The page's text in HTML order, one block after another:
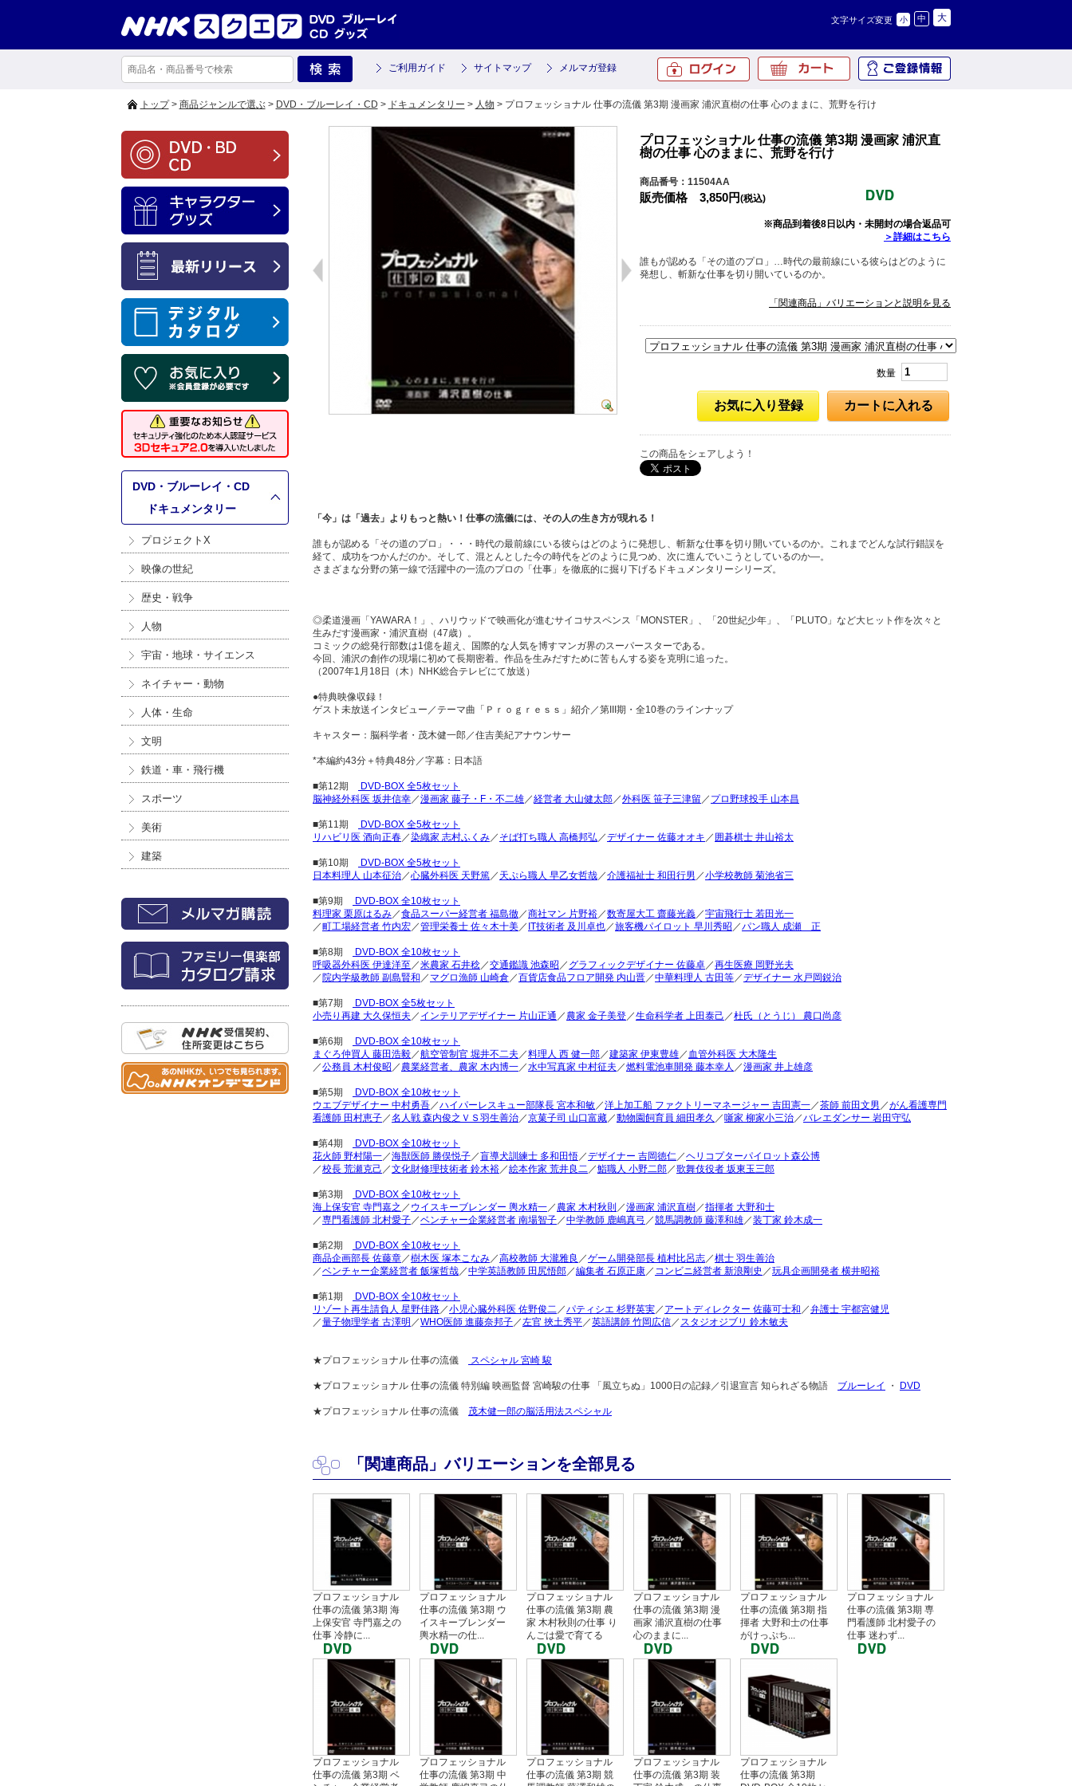
文字サイズ変更 小 中 大
ご利用ガイド サイトマップ メルマガ登録
トップ> 商品ジャンルで選ぶ> DVD・ブルーレイ・CD > ドキュメンタリー > 人物 > プロフェッショナル 仕事の流儀 第3期 漫画家 浦沢直樹の仕事 心のままに、荒野を行け
DVD・ブルーレイ・CD
ドキュメンタリー
プロジェクトX
映像の世紀
歴史・戦争
人物
宇宙・地球・サイエンス
ネイチャー・動物
人体・生命
文明
鉄道・車・飛行機
スポーツ
美術
建築
プロフェッショナル 仕事の流儀 第3期 漫画家 浦沢直
樹の仕事 心のままに、荒野を行け
商品番号：11504AA
販売価格 3,850円(税込)
※商品到着後8日以内・未開封の場合返品可
＞詳細はこちら
誰もが認める「その道のプロ」…時代の最前線にいる彼らはどのように
発想し、斬新な仕事を切り開いているのか。
「関連商品」バリエーションと説明を見る
数量
カートに入れる
お気に入り登録
この商品をシェアしよう！
「今」は「過去」よりもっと熱い！仕事の流儀には、その人の生き方が現れる！
誰もが認める「その道のプロ」・・・時代の最前線にいる彼らはどのように発想し、斬新な仕事を切り開いているのか。これまでどんな試行錯誤を
経て、成功をつかんだのか。そして、混とんとした今の時代をどのように見つめ、次に進んでいこうとしているのか―。
さまざまな分野の第一線で活躍中の一流のプロの「仕事」を徹底的に掘り下げるドキュメンタリーシリーズ。
◎柔道漫画「YAWARA！」、ハリウッドで映画化が進むサイコサスペンス「MONSTER」、「20世紀少年」、「PLUTO」など大ヒット作を次々と
生みだす漫画家・浦沢直樹（47歳）。
コミックの総発行部数は1億を超え、国際的な人気を博すマンガ界のスーパースターである。
今回、浦沢の創作の現場に初めて長期密着。作品を生みだすために苦もんする姿を克明に追った。
（2007年1月18日（木）NHK総合テレビにて放送）
●特典映像収録！
ゲスト未放送インタビュー／テーマ曲「Ｐｒｏｇｒｅｓｓ」紹介／第III期・全10巻のラインナップ
キャスター：脳科学者・茂木健一郎／住吉美紀アナウンサー
*本編約43分＋特典48分／字幕：日本語
■第12期
DVD-BOX 全5枚セット
脳神経外科医 坂井信幸／漫画家 藤子・F・不二雄／経営者 大山健太郎／外科医 笹子三津留 ／ プロ野球投手 山本昌
■第11期
DVD-BOX 全5枚セット
リハビリ医 酒向正春／染織家 志村ふくみ／ そば打ち職人 高橋邦弘／デザイナー 佐藤オオキ ／ 囲碁棋士 井山裕太
■第10期
DVD-BOX 全5枚セット
日本料理人 山本征治／心臓外科医 天野篤／ 天ぷら職人 早乙女哲哉／介護福祉士 和田行男 ／小学校教師 菊池省三
■第9期
DVD-BOX 全10枚セット
料理家 栗原はるみ／食品スーパー経営者 福島徹／商社マン 片野裕／数寄屋大工 齋藤光義／宇宙飛行士 若田光一
／町工場経営者 竹内宏／管理栄養士 佐々木十美／ IT技術者 及川卓也／旅客機パイロット 早川秀昭 ／パン職人 成瀬 正
■第8期
DVD-BOX 全10枚セット
呼吸器外科医 伊達洋至 ／米農家 石井稔／交通鑑識 池森昭 ／ グラフィックデザイナー 佐藤卓／再生医療 岡野光夫
／ 院内学級教師 副島賢和 ／ マグロ漁師 山崎倉／百貨店食品フロア開発 内山晋／中華料理人 古田等／デザイナー 水戸岡鋭治
■第7期
DVD-BOX 全5枚セット
小売り再建 大久保恒夫 ／ インテリアデザイナー 片山正通 ／ 農家 金子美登／生命科学者 上田泰己 ／杜氏（とうじ） 農口尚彦
■第6期
DVD-BOX 全10枚セット
まぐろ仲買人 藤田浩毅／航空管制官 堀井不二夫 ／料理人 西 健一郎／建築家 伊東豊雄／ 血管外科医 大木隆生
／公務員 木村俊昭 ／ 農業経営者、農家 木内博一／水中写真家 中村征夫 ／燃料電池車開発 藤本幸人 ／漫画家 井上雄彦
■第5期
DVD-BOX 全10枚セット
ウエブデザイナー 中村勇吾／ハイパーレスキュー部隊長 宮本和敏／洋上加工船 ファクトリーマネージャー 吉田憲一／茶師 前田文男 ／がん看護専門
看護師 田村恵子／名人戦 森内俊之ＶＳ羽生善治／京菓子司 山口富藏／動物園飼育員 細田孝久 ／噺家 柳家小三治／バレエダンサー 岩田守弘
■第4期
DVD-BOX 全10枚セット
花火師 野村陽一／海獣医師 勝俣悦子／盲導犬訓練士 多和田悟／デザイナー 吉岡徳仁／ヘリコプターパイロット森公博
／校長 荒瀬克己 ／文化財修理技術者 鈴木裕／絵本作家 荒井良二／鮨職人 小野二郎／歌舞伎役者 坂東玉三郎
■第3期
DVD-BOX 全10枚セット
海上保安官 寺門嘉之 ／ ウイスキーブレンダー 輿水精一／ 農家 木村秋則 ／漫画家 浦沢直樹／指揮者 大野和士
／専門看護師 北村愛子／ベンチャー企業経営者 南場智子／中学教師 鹿嶋真弓 ／競馬調教師 藤澤和雄／装丁家 鈴木成一
■第2期
DVD-BOX 全10枚セット
商品企画部長 佐藤章／樹木医 塚本こなみ／高校教師 大瀧雅良 ／ゲーム開発部長 植村比呂志／棋士 羽生善治
／ベンチャー企業経営者 飯塚哲哉／中学英語教師 田尻悟郎／編集者 石原正康／ コンビニ経営者 新浪剛史 ／玩具企画開発者 横井昭裕
■第1期
DVD-BOX 全10枚セット
リゾート再生請負人 星野佳路／小児心臓外科医 佐野俊二／パティシエ 杉野英実／ アートディレクター 佐藤可士和 ／弁護士 宇都宮健児
／量子物理学者 古澤明 ／WHO医師 進藤奈邦子／左官 挾土秀平／英語講師 竹岡広信／ スタジオジブリ 鈴木敏夫
★プロフェッショナル 仕事の流儀 スペシャル 宮崎 駿
★プロフェッショナル 仕事の流儀 特別編 映画監督 宮崎駿の仕事 「風立ちぬ」1000日の記録／引退宣言 知られざる物語 ブルーレイ ・ DVD
★プロフェッショナル 仕事の流儀 茂木健一郎の脳活用法スペシャル
「関連商品」バリエーションを全部見る
プロフェッショナル
仕事の流儀 第3期 海
上保安官 寺門嘉之の
仕事 冷静に...
プロフェッショナル
仕事の流儀 第3期 ウ
イスキーブレンダー
輿水精一の仕...
プロフェッショナル
仕事の流儀 第3期 農
家 木村秋則の仕事 り
んごは愛で育てる
プロフェッショナル
仕事の流儀 第3期 漫
画家 浦沢直樹の仕事
心のままに...
プロフェッショナル
仕事の流儀 第3期 指
揮者 大野和士の仕事
がけっぷち...
プロフェッショナル
仕事の流儀 第3期 専
門看護師 北村愛子の
仕事 迷わず...
プロフェッショナル
仕事の流儀 第3期 ベ
プロフェッショナル
仕事の流儀 第3期 中
プロフェッショナル
仕事の流儀 第3期 競
プロフェッショナル
仕事の流儀 第3期 装
プロフェッショナル
仕事の流儀 第3期